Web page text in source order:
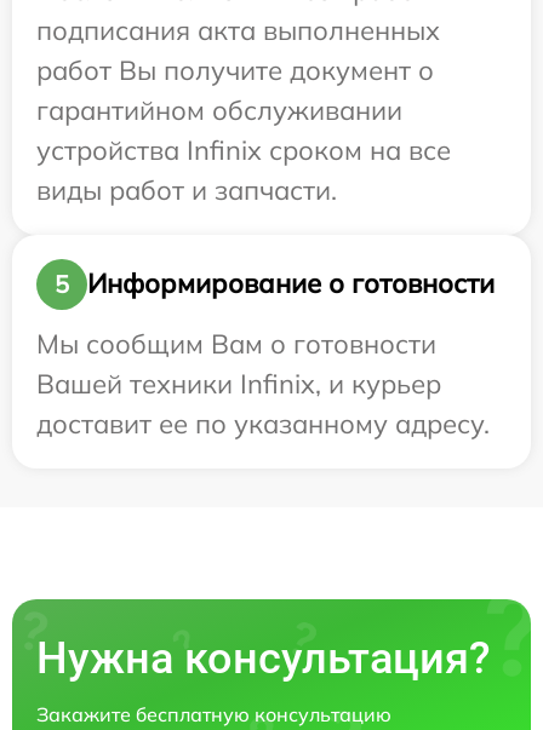
подписания акта выполненных
работ Вы получите документ о
гарантийном обслуживании
устройства Infinix сроком на все
виды работ и запчасти.
5
Информирование о готовности
Мы сообщим Вам о готовности
Вашей техники Infinix, и курьер
доставит ее по указанному адресу.
Нужна консультация?
Закажите бесплатную консультацию